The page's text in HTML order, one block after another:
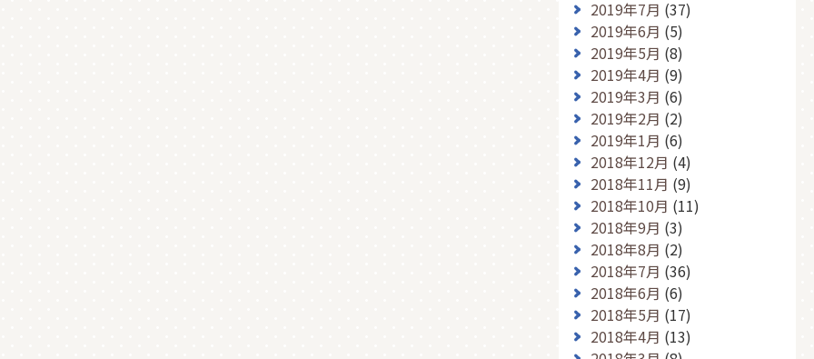
2019年7月 (37)
2019年6月 (5)
2019年5月 (8)
2019年4月 (9)
2019年3月 (6)
2019年2月 (2)
2019年1月 (6)
2018年12月 (4)
2018年11月 (9)
2018年10月 (11)
2018年9月 (3)
2018年8月 (2)
2018年7月 (36)
2018年6月 (6)
2018年5月 (17)
2018年4月 (13)